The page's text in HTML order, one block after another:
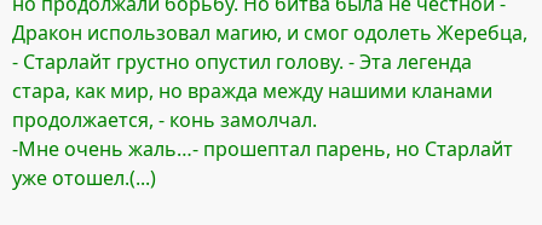
Дракон использовал магию, и смог одолеть Жеребца,
- Старлайт грустно опустил голову. - Эта легенда
стара, как мир, но вражда между нашими кланами
продолжается, - конь замолчал.
-Мне очень жаль…- прошептал парень, но Старлайт
уже отошел.(...)